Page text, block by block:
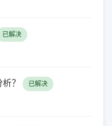
已解决
？ 已解决